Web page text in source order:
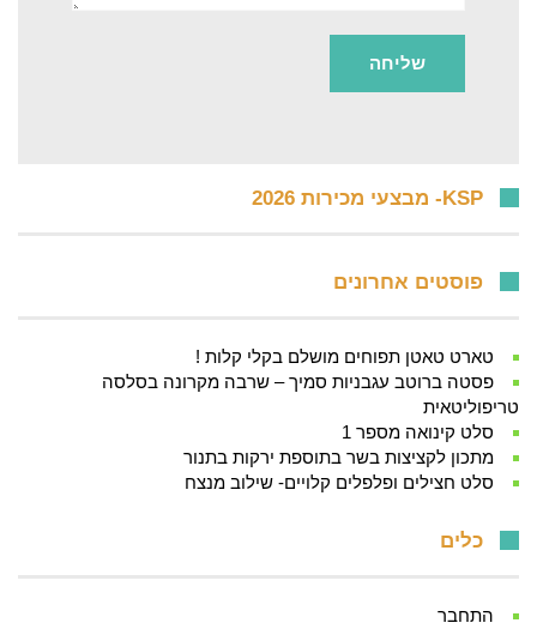
KSP- מבצעי מכירות 2026
פוסטים אחרונים
טארט טאטן תפוחים מושלם בקלי קלות !
פסטה ברוטב עגבניות סמיך – שרבה מקרונה בסלסה
טריפוליטאית
סלט קינואה מספר 1
מתכון לקציצות בשר בתוספת ירקות בתנור
סלט חצילים ופלפלים קלויים- שילוב מנצח
כלים
התחבר